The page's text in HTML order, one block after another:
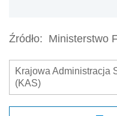
Źródło: Ministerstwo
Krajowa Administracja
(KAS)